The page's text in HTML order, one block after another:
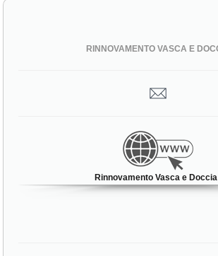
RINNOVAMENTO VASCA E
Rinnovamento Vasca e